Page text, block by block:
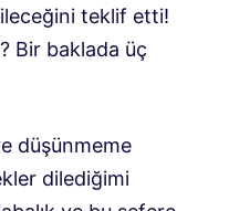
teklif etti!
Bir baklada üç
düşünmeme
dilediğimi